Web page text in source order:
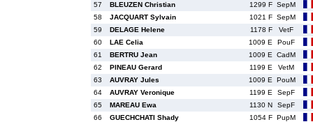
57
BLEUZEN Christian 1299 F SepM
58
JACQUART Sylvain 1021 F SepM
59
DELAGE Helene 1178 F
VetF
60
LAE Celia 1009 E
PouF
61
BERTRU Jean 1009 E
CadM
62
PINEAU Gerard 1199 E
VetM
63
AUVRAY Jules 1009 E
PouM
64
AUVRAY Veronique 1199 E
SepF
65
MAREAU Ewa 1130 N
SepF
66
GUECHCHATI Shady 1054 F PupM